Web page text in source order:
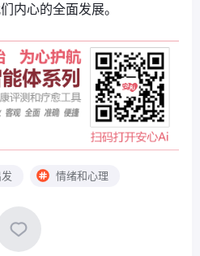
内心的全面发展。
情绪和心理